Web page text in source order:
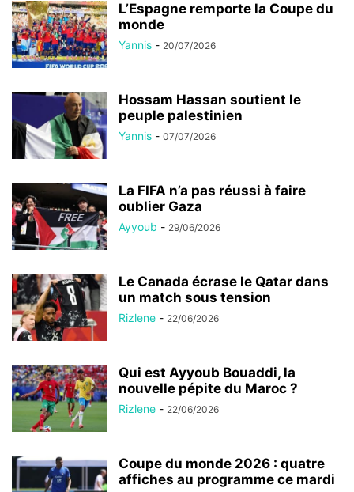
L’Espagne remporte la Coupe du
monde
Yannis - 20/07/2026
Hossam Hassan soutient le
peuple palestinien
Yannis - 07/07/2026
La FIFA n’a pas réussi à faire
oublier Gaza
Ayyoub - 29/06/2026
Le Canada écrase le Qatar dans
un match sous tension
Rizlene - 22/06/2026
Qui est Ayyoub Bouaddi, la
nouvelle pépite du Maroc ?
Rizlene - 22/06/2026
Coupe du monde 2026 : quatre
affiches au programme ce mardi